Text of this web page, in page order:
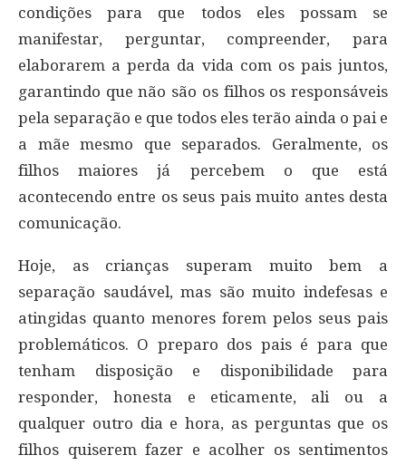
condições para que todos eles possam se
manifestar, perguntar, compreender, para
elaborarem a perda da vida com os pais juntos,
garantindo que não são os filhos os responsáveis
pela separação e que todos eles terão ainda o pai e
a mãe mesmo que separados. Geralmente, os
filhos maiores já percebem o que está
acontecendo entre os seus pais muito antes desta
comunicação.
Hoje, as crianças superam muito bem a
separação saudável, mas são muito indefesas e
atingidas quanto menores forem pelos seus pais
problemáticos. O preparo dos pais é para que
tenham disposição e disponibilidade para
responder, honesta e eticamente, ali ou a
qualquer outro dia e hora, as perguntas que os
filhos quiserem fazer e acolher os sentimentos